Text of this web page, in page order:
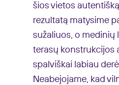
šios vietos
rezultatą matysime
sužaliuos, o medinių
terasų konstrukcijos
spalviškai labiau
Neabejojame, kad